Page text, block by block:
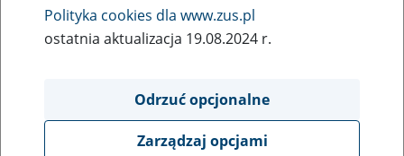
Rodzaj wydarzenia
Szkolenia
obsługa klientów
Polityka cookies dla www.zus.pl
ostatnia aktualizacja 19.08.2024 r.
Odrzuć opcjonalne
Zarządzaj opcjami